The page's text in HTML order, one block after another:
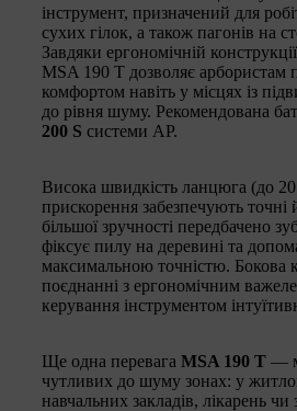
інструмент, призначений для
сухих гілок, а також пагонів на
Завдяки ергономічній
MSA 190 T дозволяє арбористам
комфортом навіть у місцях із
до рівня шуму. Рекомендована
200 S системи AP.
Висока швидкість ланцюга (до
прискорення забезпечують точні
більшої зручності передбачено
фіксує пилу на деревині та
максимальною точністю. Бокова
поєднанні з ергономічним
керування інструментом
Ще одна перевага MSA 190 T —
чутливих до шуму зонах: у
навчальних закладів, лікарень чи